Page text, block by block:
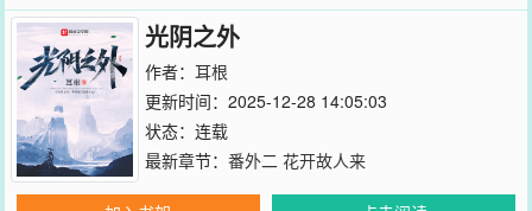
光阴之外
作者： 耳根
更新时间：2025-12-28 14:05:03
状态：连载
最新章节： 番外二 花开故人来